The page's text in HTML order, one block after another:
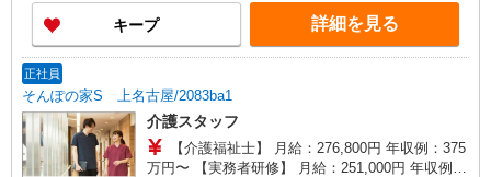
キープ 詳細を見る
正社員
そんぽの家S 上名古屋/2083ba1
介護スタッフ
【介護福祉士】 月給：276,800円 年収例：375
万円〜 【実務者研修】 月給：251,000円 年収例：